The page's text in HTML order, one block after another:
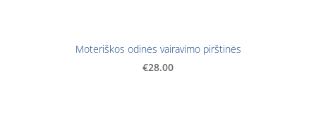
Moteriškos odinės vairavimo pirštinės
€28.00